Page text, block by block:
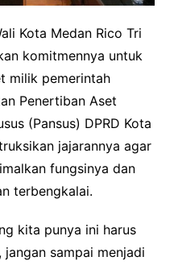
Kota Medan Rico Tri
komitmennya untuk
milik pemerintah
Penertiban Aset
(Pansus) DPRD Kota
jajarannya agar
fungsinya dan
terbengkalai.
kita punya ini harus
sampai menjadi